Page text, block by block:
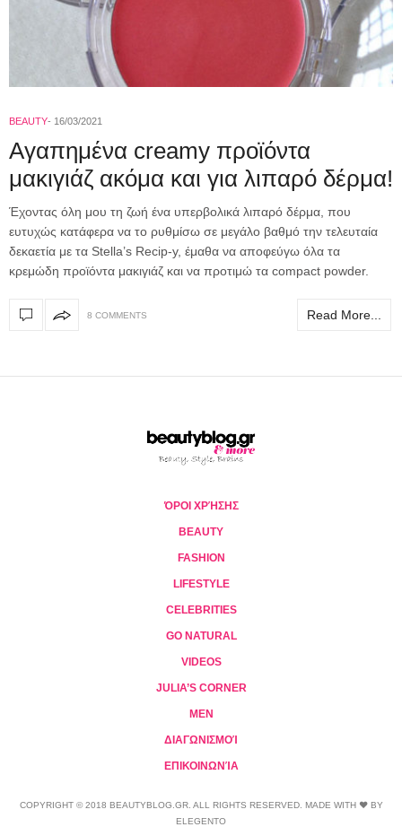
BEAUTY 16/03/2021
Αγαπημένα creamy προϊόντα
μακιγιάζ ακόμα και για λιπαρό δέρμα!
Έχοντας όλη μου τη ζωή ένα υπερβολικά λιπαρό δέρμα, που
ευτυχώς κατάφερα να το ρυθμίσω σε μεγάλο βαθμό την τελευταία
δεκαετία με τα Stella’s Recip-y, έμαθα να αποφεύγω όλα τα
κρεμώδη προϊόντα μακιγιάζ και να προτιμώ τα compact powder.
8 COMMENTS Read More...
ΌΡΟΙ ΧΡΉΣΗΣ
BEAUTY
FASHION
LIFESTYLE
CELEBRITIES
GO NATURAL
VIDEOS
JULIA’S CORNER
MEN
ΔΙΑΓΩΝΙΣΜΟΊ
ΕΠΙΚΟΙΝΩΝΊΑ
COPYRIGHT © 2018 BEAUTYBLOG.GR. ALL RIGHTS RESERVED. MADE WITH ❤ BY
ELEGENTO